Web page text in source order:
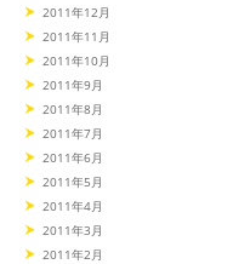
2011年12月
2011年11月
2011年10月
2011年9月
2011年8月
2011年7月
2011年6月
2011年5月
2011年4月
2011年3月
2011年2月